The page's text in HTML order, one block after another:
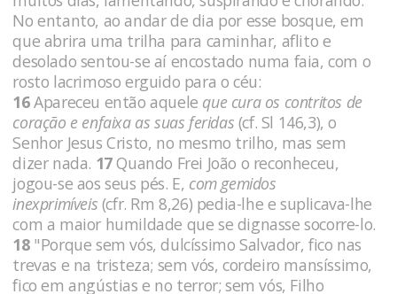
No en­tanto, ao andar de dia por esse bosque, em
que abrira uma trilha para caminhar, aflito e
desolado sentou-se aí encostado numa faia, com o
rosto lacrimoso erguido para o céu:
16Apareceu então aquele que cura os contritos de
coração e enfaixa as suas feridas (cf. Sl 146,3), o
Senhor Jesus Cristo, no mesmo trilho, mas sem
dizer nada. 17Quando Frei João o reconheceu,
jogou-se aos seus pés. E, com gemidos
inexprimíveis (cfr. Rm 8,26) pedia-lhe e suplicava-lhe
com a maior humildade que se dignasse socorre-lo.
18"Porque sem vós, dulcíssimo Salvador, fico nas
trevas e na tristeza; sem vós, cordeiro mansíssimo,
fico em angústias e no terror; sem vós, Filho